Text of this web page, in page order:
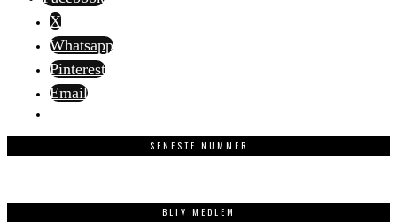
X
Whatsapp
Pinterest
Email
SENESTE NUMMER
BLIV MEDLEM